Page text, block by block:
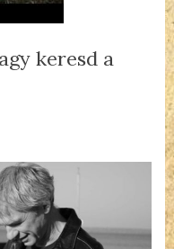
keresd a